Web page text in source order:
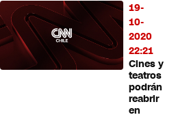
19-
10-
2020
22:21
Cines y
teatros
podrán
reabrir
en